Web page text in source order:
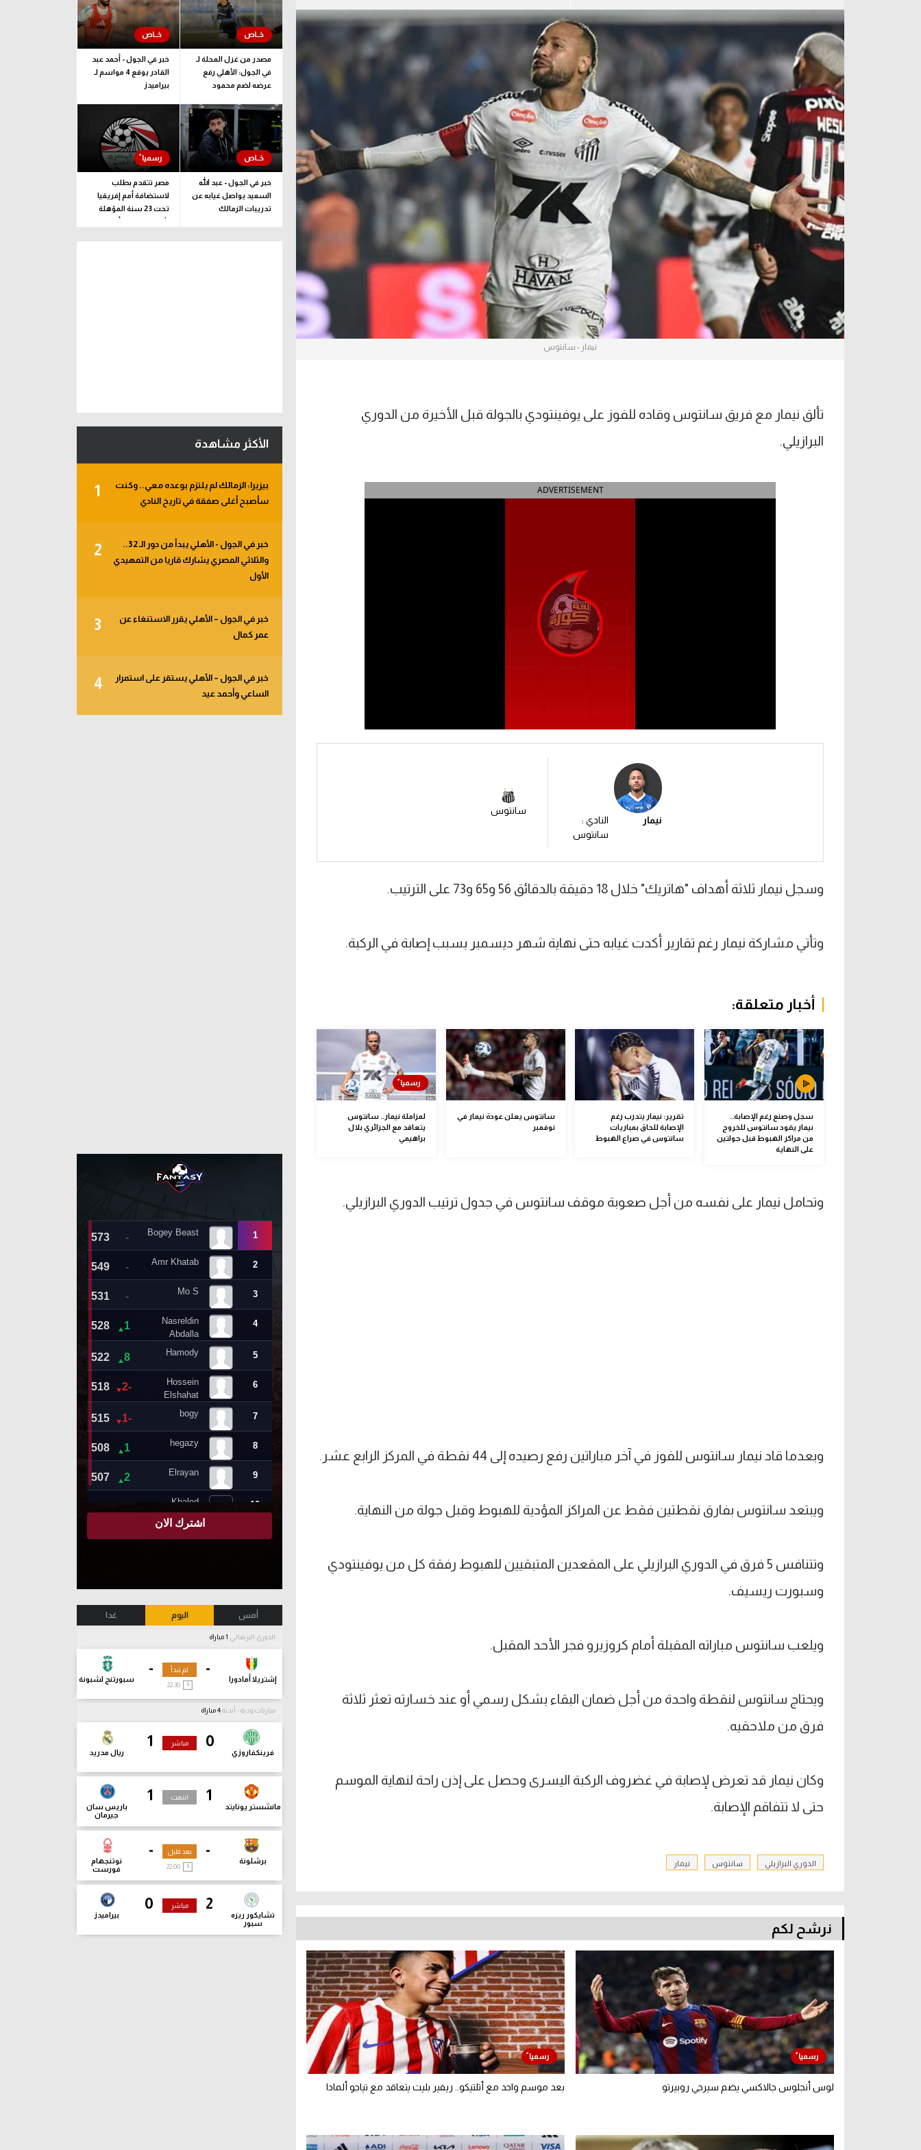
آراء حرة الدوري السعودي للمحترفين
دوري أبطال أوروبا
دوري أبطال إفريقيا
كل البطولات
دوري أبطال أوروبا
آسيا
نيمار - سانتوس
تألق نيمار مع فريق سانتوس وقاده للفوز على يوفينتودي بالجولة قبل الأخيرة من الدوري
البرازيلي.
ADVERTISEMENT
نيمار
النادي :
سانتوس
سانتوس
وسجل نيمار ثلاثة أهداف "هاتريك" خلال 18 دقيقة بالدقائق 56 و65 و73 على الترتيب.
وتأتي مشاركة نيمار رغم تقارير أكدت غيابه حتى نهاية شهر ديسمبر بسبب إصابة في الركبة.
أخبار متعلقة:
سجل وصنع رغم الإصابة..
نيمار يقود سانتوس للخروج
من مراكز الهبوط قبل جولتين
على النهاية
تقرير: نيمار يتدرب رغم
الإصابة للحاق بمباريات
سانتوس في صراع الهبوط
سانتوس يعلن عودة نيمار في
نوفمبر
لمزاملة نيمار.. سانتوس
يتعاقد مع الجزائري بلال
براهيمي
وتحامل نيمار على نفسه من أجل صعوبة موقف سانتوس في جدول ترتيب الدوري البرازيلي.
وبعدما قاد نيمار سانتوس للفوز في آخر مباراتين رفع رصيده إلى 44 نقطة في المركز الرابع عشر.
ويبتعد سانتوس بفارق نقطتين فقط عن المراكز المؤدية للهبوط وقبل جولة من النهاية.
وتتنافس 5 فرق في الدوري البرازيلي على المقعدين المتبقيين للهبوط رفقة كل من يوفينتودي
وسبورت ريسيف.
ويلعب سانتوس مباراته المقبلة أمام كروزيرو فجر الأحد المقبل.
ويحتاج سانتوس لنقطة واحدة من أجل ضمان البقاء بشكل رسمي أو عند خسارته تعثر ثلاثة
فرق من ملاحقيه.
وكان نيمار قد تعرض لإصابة في غضروف الركبة اليسرى وحصل على إذن راحة لنهاية الموسم
حتى لا تتفاقم الإصابة.
الدوري البرازيلي سانتوس نيمار
نرشح لكم
لوس أنجلوس جالاكسي يضم سيرجي روبيرتو بعد موسم واحد مع أتلتيكو.. ريفير بليت يتعاقد مع تياجو ألمادا
مصدر من غزل المحلة لـ
في الجول: الأهلي رفع
عرضه لضم محمود
خبر في الجول - أحمد عبد
القادر يوقع 4 مواسم لـ
بيراميدز
خبر في الجول - عبد الله
السعيد يواصل غيابه عن
تدريبات الزمالك
مصر تتقدم بطلب
لاستضافة أمم إفريقيا
تحت 23 سنة المؤهلة
لأولمبياد لوس أنجلوس
الأكثر مشاهدة
1
بيزيرا: الزمالك لم يلتزم بوعده معي.. وكنت
سأصبح أغلى صفقة في تاريخ النادي
2
خبر في الجول - الأهلي يبدأ من دور الـ 32..
والثلاثي المصري يشارك قاريا من التمهيدي
الأول
3
خبر في الجول – الأهلي يقرر الاستنغاء عن
عمر كمال
4
خبر في الجول – الأهلي يستقر على استمرار
الساعي وأحمد عيد
أمس اليوم غدا
الدوري البرتغالي
-
إشتريلا أمادورا
-
سبورتنج لشبونة
لم تبدأ
22:30
مباريات ودية - أندية
0
فرينكفاروزي
1
ريال مدريد
مباشر
1
مانشستر يونايتد
1
باريس سان
جيرمان
انتهت
-
برشلونة
-
نوتنجهام
فورست
بعد قليل
2
تشايكور ريزه
سبور
0
بيراميدز
مباشر